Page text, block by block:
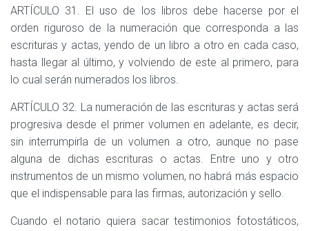
ARTÍCULO 31. El uso de los libros debe hacerse por el
orden riguroso de la numeración que corresponda a las
escrituras y actas, yendo de un libro a otro en cada caso,
hasta llegar al último, y volviendo de este al primero, para
lo cual serán numerados los libros.
ARTÍCULO 32. La numeración de las escrituras y actas será
progresiva desde el primer volumen en adelante, es decir,
sin interrumpirla de un volumen a otro, aunque no pase
alguna de dichas escrituras o actas. Entre uno y otro
instrumentos de un mismo volumen, no habrá más espacio
que el indispensable para las firmas, autorización y sello.
Cuando el notario quiera sacar testimonios fotostáticos,